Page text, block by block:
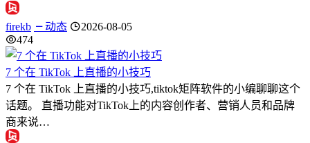
firekb 动态
2026-08-05
474
7 个在 TikTok 上直播的小技巧
7 个在 TikTok 上直播的小技巧,tiktok矩阵软件的小编聊聊这个
话题。 直播功能对TikTok上的内容创作者、营销人员和品牌
商来说…